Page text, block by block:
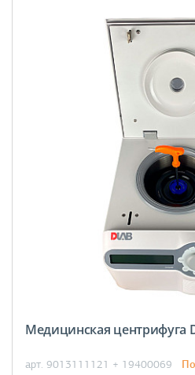
Медицинская центрифуга
арт. 9013111121 + 19400069